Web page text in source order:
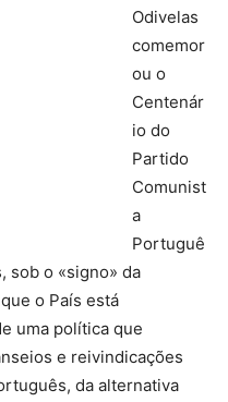
Odivelas
comemor
ou o
Centenár
io do
Partido
Comunist
a
Portuguê
sob o «signo» da
o País está
uma política que
e reivindicações
da alternativa